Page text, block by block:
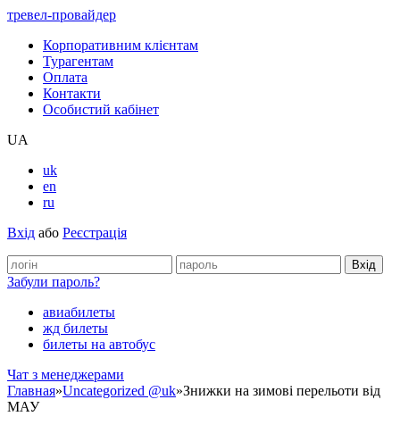
тревел-провайдер
Корпоративним клієнтам
Турагентам
Оплата
Контакти
Особистий кабінет
UA
uk
en
ru
Вхід або Реєстрація
Забули пароль?
авиабилеты
жд билеты
билеты на автобус
Чат з менеджерами
Главная»Uncategorized @uk»Знижки на зимові перельоти від
МАУ